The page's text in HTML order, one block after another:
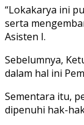
“Lokakarya ini
serta
Asisten I.
Sebelumnya,
dalam hal ini
Sementara itu,
dipenuhi hak-